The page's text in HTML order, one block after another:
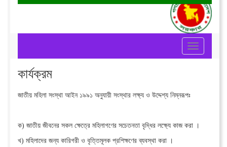
Toggle
navigation
কার্যক্রম
জাতীয় মহিলা সংস্থা আইন ১৯৯১ অনুযায়ী সংস্থার লক্ষ্য ও উদ্দেশ্য নিম্নরূপঃ
ক) জাতীয় জীবনের সকল ক্ষেত্রে মহিলাগণের সচেতনতা বৃদ্ধির লক্ষ্যে কাজ করা ।
খ) মহিলাদের জন্য কারিগরী ও বৃত্তিমূলক প্রশিক্ষণের ব্যবস্থা করা ।